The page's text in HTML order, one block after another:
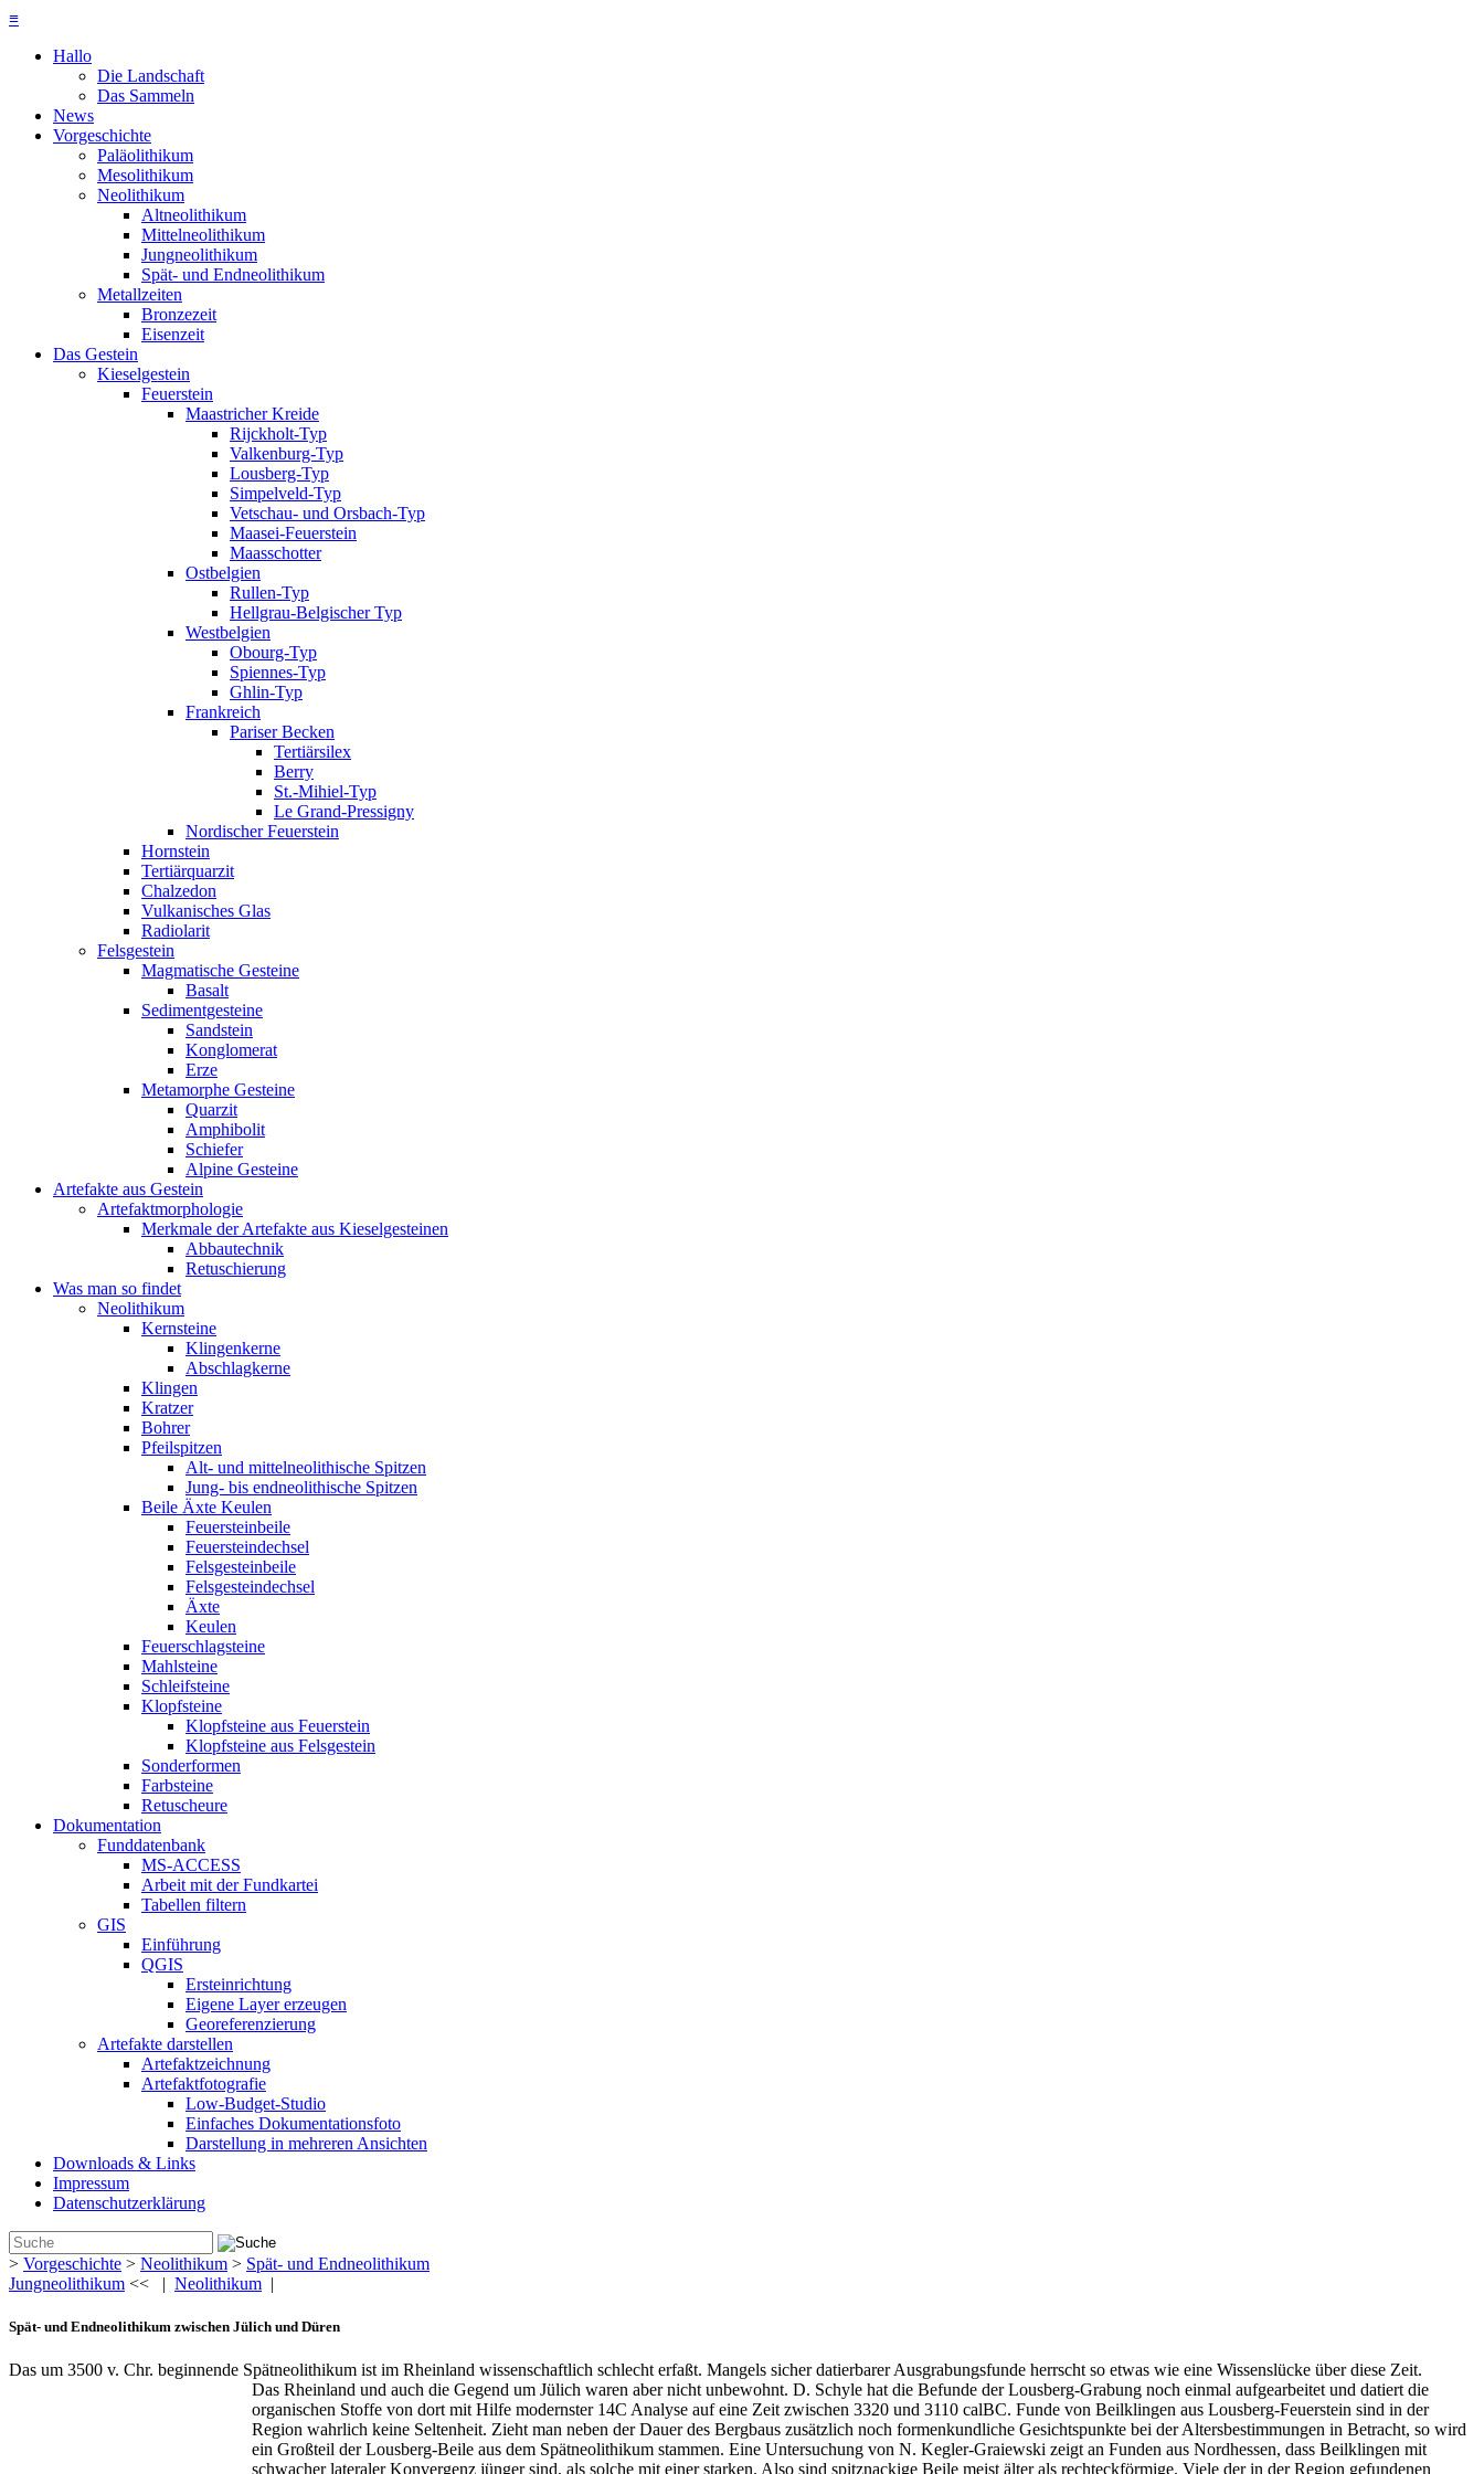
≡
Hallo
Die Landschaft
Das Sammeln
News
Vorgeschichte
Paläolithikum
Mesolithikum
Neolithikum
Altneolithikum
Mittelneolithikum
Jungneolithikum
Spät- und Endneolithikum
Metallzeiten
Bronzezeit
Eisenzeit
Das Gestein
Kieselgestein
Feuerstein
Maastricher Kreide
Rijckholt-Typ
Valkenburg-Typ
Lousberg-Typ
Simpelveld-Typ
Vetschau- und Orsbach-Typ
Maasei-Feuerstein
Maasschotter
Ostbelgien
Rullen-Typ
Hellgrau-Belgischer Typ
Westbelgien
Obourg-Typ
Spiennes-Typ
Ghlin-Typ
Frankreich
Pariser Becken
Tertiärsilex
Berry
St.-Mihiel-Typ
Le Grand-Pressigny
Nordischer Feuerstein
Hornstein
Tertiärquarzit
Chalzedon
Vulkanisches Glas
Radiolarit
Felsgestein
Magmatische Gesteine
Basalt
Sedimentgesteine
Sandstein
Konglomerat
Erze
Metamorphe Gesteine
Quarzit
Amphibolit
Schiefer
Alpine Gesteine
Artefakte aus Gestein
Artefaktmorphologie
Merkmale der Artefakte aus Kieselgesteinen
Abbautechnik
Retuschierung
Was man so findet
Neolithikum
Kernsteine
Klingenkerne
Abschlagkerne
Klingen
Kratzer
Bohrer
Pfeilspitzen
Alt- und mittelneolithische Spitzen
Jung- bis endneolithische Spitzen
Beile Äxte Keulen
Feuersteinbeile
Feuersteindechsel
Felsgesteinbeile
Felsgesteindechsel
Äxte
Keulen
Feuerschlagsteine
Mahlsteine
Schleifsteine
Klopfsteine
Klopfsteine aus Feuerstein
Klopfsteine aus Felsgestein
Sonderformen
Farbsteine
Retuscheure
Dokumentation
Funddatenbank
MS-ACCESS
Arbeit mit der Fundkartei
Tabellen filtern
GIS
Einführung
QGIS
Ersteinrichtung
Eigene Layer erzeugen
Georeferenzierung
Artefakte darstellen
Artefaktzeichnung
Artefaktfotografie
Low-Budget-Studio
Einfaches Dokumentationsfoto
Darstellung in mehreren Ansichten
Downloads & Links
Impressum
Datenschutzerklärung
> Vorgeschichte > Neolithikum > Spät- und Endneolithikum
Jungneolithikum << | Neolithikum |
Spät- und Endneolithikum zwischen Jülich und Düren
Das um 3500 v. Chr. beginnende Spätneolithikum ist im Rheinland wissenschaftlich schlecht erfaßt. Mangels sicher datierbarer Ausgrabungsfunde herrscht so etwas wie eine Wissenslücke über diese Zeit.
Das Rheinland und auch die Gegend um Jülich waren aber nicht unbewohnt. D. Schyle hat die Befunde der Lousberg-Grabung noch einmal aufgearbeitet und datiert die
organischen Stoffe von dort mit Hilfe modernster 14C Analyse auf eine Zeit zwischen 3320 und 3110 calBC. Funde von Beilklingen aus Lousberg-Feuerstein sind in der
Region wahrlich keine Seltenheit. Zieht man neben der Dauer des Bergbaus zusätzlich noch formenkundliche Gesichtspunkte bei der Altersbestimmungen in Betracht, so wird
ein Großteil der Lousberg-Beile aus dem Spätneolithikum stammen. Eine Untersuchung von N. Kegler-Graiewski zeigt an Funden aus Nordhessen, dass Beilklingen mit
schwacher lateraler Konvergenz jünger sind, als solche mit einer starken. Also sind spitznackige Beile meist älter als rechteckförmige. Viele der in der Region gefundenen